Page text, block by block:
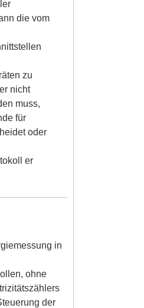
die vom
zu
nicht
muss,
für
oder
er
in
ohne
der